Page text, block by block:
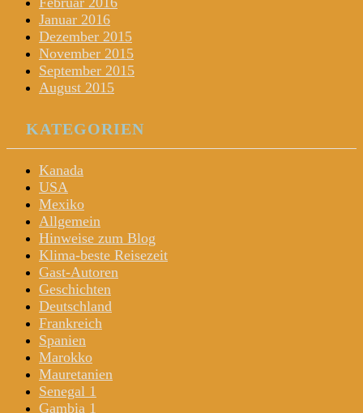
Januar 2016
Dezember 2015
November 2015
September 2015
August 2015
KATEGORIEN
Kanada
USA
Mexiko
Allgemein
Hinweise zum Blog
Klima-beste Reisezeit
Gast-Autoren
Geschichten
Deutschland
Frankreich
Spanien
Marokko
Mauretanien
Senegal 1
Gambia 1